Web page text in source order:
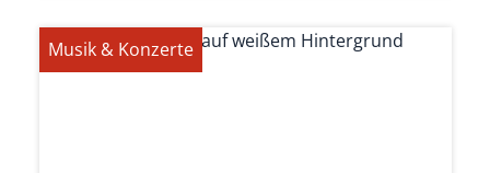
Musik & Konzerte